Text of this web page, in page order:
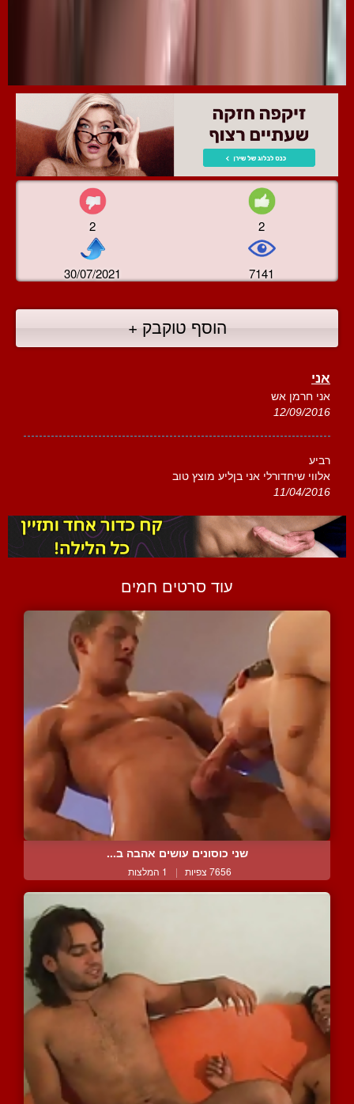
2 2
30/07/2021 7141
הוסף טוקבק +
אני
אני חרמן אש
12/09/2016
רביע
אלווי שיחדורלי אני בןליע מוצץ טוב
11/04/2016
עוד סרטים חמים
שני כוסונים עושים אהבה ב...
7656 צפיות | 1 המלצות